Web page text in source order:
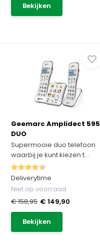
Bekijken
Geemarc Amplidect 595
DUO
Supermooie duo telefoon
waarbij je kunt kiezen t...
Deliverytime
Niet op voorraad
€ 158,95 € 149,90
Bekijken